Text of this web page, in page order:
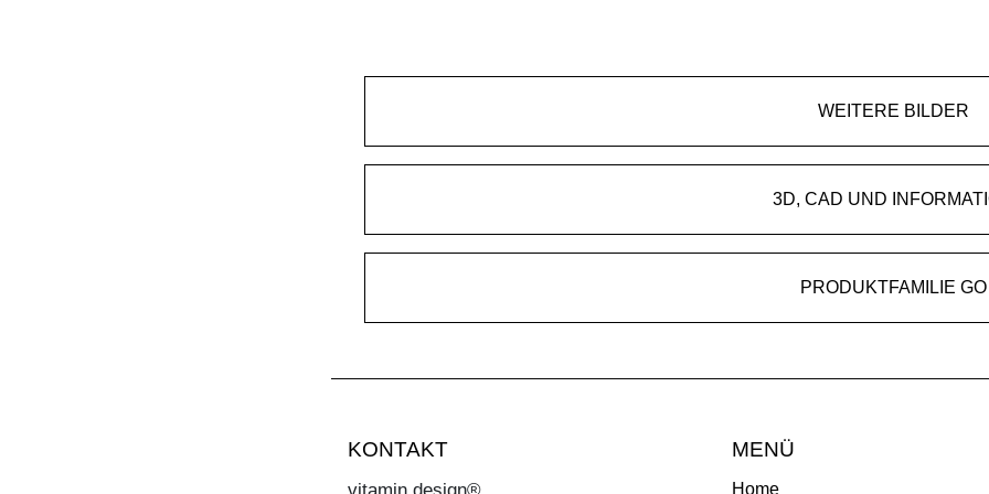
WEITERE BILDER
3D, CAD UND
PRODUKTFAMILIE GO
KONTAKT
vitamin design®
MENÜ
Home